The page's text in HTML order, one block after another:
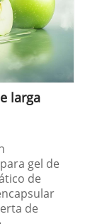
larga
gel de
de
de